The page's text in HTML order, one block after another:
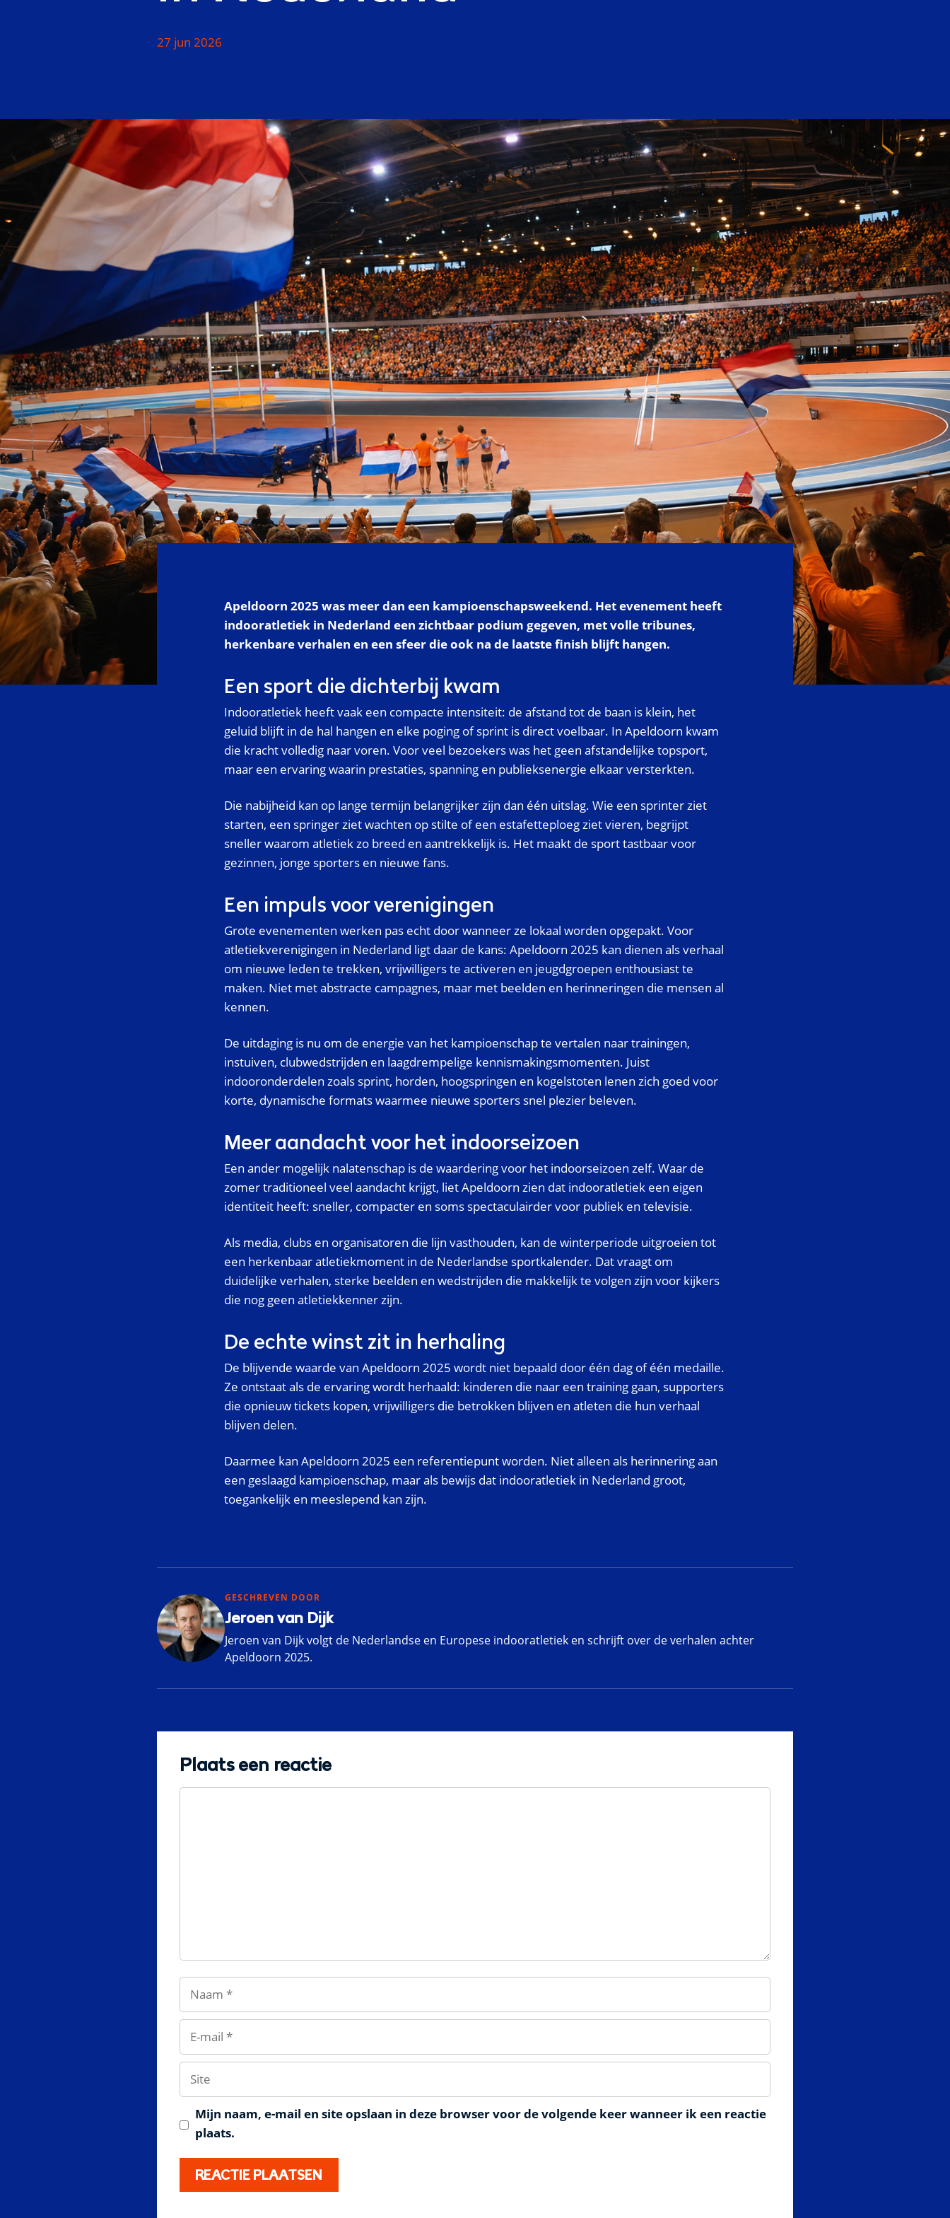
27 jun 2026
Apeldoorn 2025 was meer dan een kampioenschapsweekend. Het evenement heeft
indooratletiek in Nederland een zichtbaar podium gegeven, met volle tribunes,
herkenbare verhalen en een sfeer die ook na de laatste finish blijft hangen.
Een sport die dichterbij kwam
Indooratletiek heeft vaak een compacte intensiteit: de afstand tot de baan is klein, het
geluid blijft in de hal hangen en elke poging of sprint is direct voelbaar. In Apeldoorn kwam
die kracht volledig naar voren. Voor veel bezoekers was het geen afstandelijke topsport,
maar een ervaring waarin prestaties, spanning en publieksenergie elkaar versterkten.
Die nabijheid kan op lange termijn belangrijker zijn dan één uitslag. Wie een sprinter ziet
starten, een springer ziet wachten op stilte of een estafetteploeg ziet vieren, begrijpt
sneller waarom atletiek zo breed en aantrekkelijk is. Het maakt de sport tastbaar voor
gezinnen, jonge sporters en nieuwe fans.
Een impuls voor verenigingen
Grote evenementen werken pas echt door wanneer ze lokaal worden opgepakt. Voor
atletiekverenigingen in Nederland ligt daar de kans: Apeldoorn 2025 kan dienen als verhaal
om nieuwe leden te trekken, vrijwilligers te activeren en jeugdgroepen enthousiast te
maken. Niet met abstracte campagnes, maar met beelden en herinneringen die mensen al
kennen.
De uitdaging is nu om de energie van het kampioenschap te vertalen naar trainingen,
instuiven, clubwedstrijden en laagdrempelige kennismakingsmomenten. Juist
indooronderdelen zoals sprint, horden, hoogspringen en kogelstoten lenen zich goed voor
korte, dynamische formats waarmee nieuwe sporters snel plezier beleven.
Meer aandacht voor het indoorseizoen
Een ander mogelijk nalatenschap is de waardering voor het indoorseizoen zelf. Waar de
zomer traditioneel veel aandacht krijgt, liet Apeldoorn zien dat indooratletiek een eigen
identiteit heeft: sneller, compacter en soms spectaculairder voor publiek en televisie.
Als media, clubs en organisatoren die lijn vasthouden, kan de winterperiode uitgroeien tot
een herkenbaar atletiekmoment in de Nederlandse sportkalender. Dat vraagt om
duidelijke verhalen, sterke beelden en wedstrijden die makkelijk te volgen zijn voor kijkers
die nog geen atletiekkenner zijn.
De echte winst zit in herhaling
De blijvende waarde van Apeldoorn 2025 wordt niet bepaald door één dag of één medaille.
Ze ontstaat als de ervaring wordt herhaald: kinderen die naar een training gaan, supporters
die opnieuw tickets kopen, vrijwilligers die betrokken blijven en atleten die hun verhaal
blijven delen.
Daarmee kan Apeldoorn 2025 een referentiepunt worden. Niet alleen als herinnering aan
een geslaagd kampioenschap, maar als bewijs dat indooratletiek in Nederland groot,
toegankelijk en meeslepend kan zijn.
GESCHREVEN DOOR
Jeroen van Dijk
Jeroen van Dijk volgt de Nederlandse en Europese indooratletiek en schrijft over de verhalen achter
Apeldoorn 2025.
Plaats een reactie
Naam
Site
Mijn naam, e-mail en site opslaan in deze browser voor de volgende keer wanneer ik een reactie
plaats.